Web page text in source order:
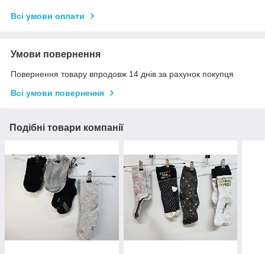
Всі умови оплати
Умови повернення
Повернення товару впродовж 14 днів за рахунок покупця
Всі умови повернення
Подібні товари компанії